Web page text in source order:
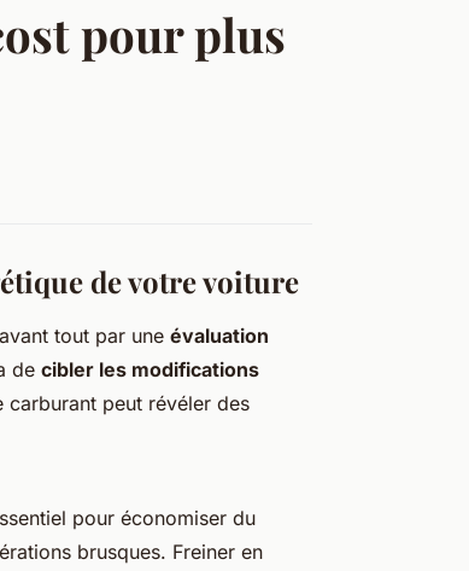
pour plus
de votre voiture
tout par une évaluation
de cibler les modifications
peut révéler des
pour économiser du
brusques. Freiner en